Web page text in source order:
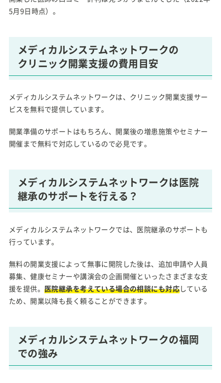
5月9日時点）。
メディカルシステムネットワークの
クリニック開業支援の費用目安
メディカルシステムネットワークは、クリニック開業支援サー
ビスを無料で提供しています。
開業準備のサポートはもちろん、開業後の増患施策やセミナー
開催まで無料で対応しているので必見です。
メディカルシステムネットワークは医院
継承のサポートを行える？
メディカルシステムネットワークでは、医院継承のサポートも
行っています。
無料の開業支援によって無事に開院した後は、追加申請や人員
募集、健康セミナーや講演会の企画開催といったさまざまな支
援を提供。医院継承を考えている場合の相談にも対応している
ため、開業以降も長く頼ることができます。
メディカルシステムネットワークの福岡
での強み